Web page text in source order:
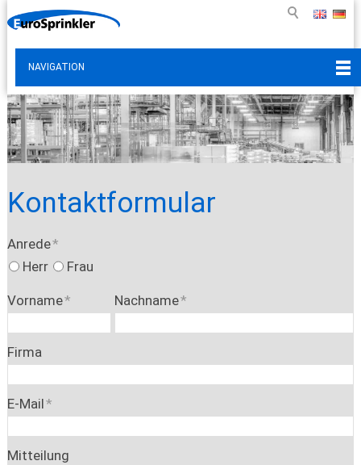
NAVIGATION
Kontaktformular
Anrede*
Herr
Frau
Vorname* Nachname*
Firma
E-Mail*
Mitteilung